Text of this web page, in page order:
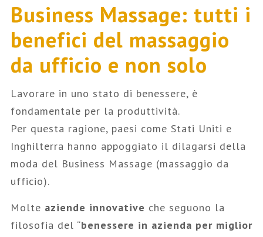
Business Massage: tutti i
benefici del massaggio
da ufficio e non solo
Lavorare in uno stato di benessere, è
fondamentale per la produttività.
Per questa ragione, paesi come Stati Uniti e
Inghilterra hanno appoggiato il dilagarsi della
moda del Business Massage (massaggio da
ufficio).
Molte aziende innovative che seguono la
filosofia del “benessere in azienda per miglior